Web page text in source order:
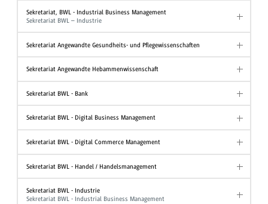
Sekretariat, BWL - Industrial Business Management
Sekretariat BWL – Industrie
Sekretariat Angewandte Gesundheits- und Pflegewissenschaften
Sekretariat Angewandte Hebammenwissenschaft
Sekretariat BWL - Bank
Sekretariat BWL - Digital Business Management
Sekretariat BWL - Digital Commerce Management
Sekretariat BWL - Handel / Handelsmanagement
Sekretariat BWL - Industrie
Sekretariat BWL - Industrial Business Management